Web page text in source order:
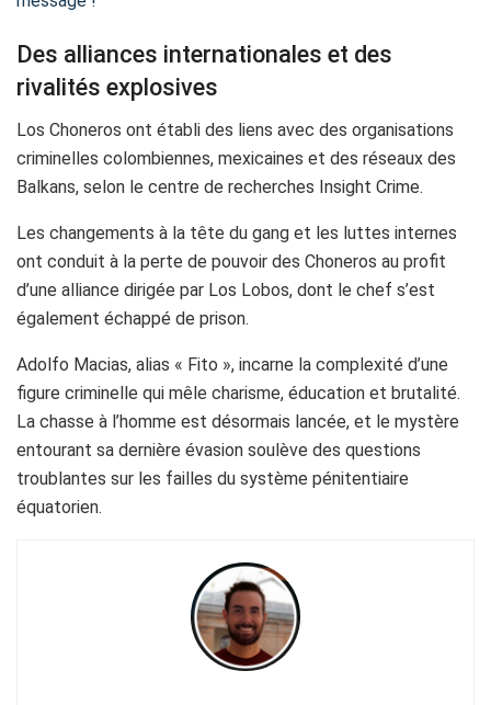
Des alliances internationales et des
rivalités explosives
Los Choneros ont établi des liens avec des organisations
criminelles colombiennes, mexicaines et des réseaux des
Balkans, selon le centre de recherches Insight Crime.
Les changements à la tête du gang et les luttes internes
ont conduit à la perte de pouvoir des Choneros au profit
d’une alliance dirigée par Los Lobos, dont le chef s’est
également échappé de prison.
Adolfo Macias, alias « Fito », incarne la complexité d’une
figure criminelle qui mêle charisme, éducation et brutalité.
La chasse à l’homme est désormais lancée, et le mystère
entourant sa dernière évasion soulève des questions
troublantes sur les failles du système pénitentiaire
équatorien.